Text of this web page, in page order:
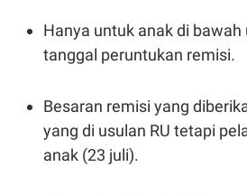
Hanya untuk anak di
tanggal peruntukan remisi.
Besaran remisi yang
yang di usulan RU tetapi
anak (23 juli).